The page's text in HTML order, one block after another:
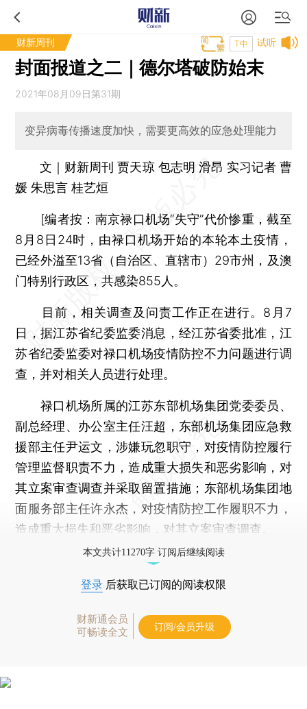
财新周刊 试听
T中
封面报道之二｜德尔塔破防始末
2021年08月09日第31期
变异病毒传播速度加快，需要更高效的应急处理能力
文｜财新周刊 贾天琼 包志明 滑昂 实习记者 曹
媛 朱思言 桂艺烜
[编者按 ：南京禄口机场“失守”代价惨重，截至
8月8日24时，由禄口机场开始的本轮本土疫情，
已经外溢至13省（自治区、直辖市）29市州，及澳
门特别行政区，共感染855人。
目前，相关调查及问责工作正在进行。8月7
日，据江苏省纪委监委消息，经江苏省委批准，江
苏省纪委监委对禄口机场疫情防控不力问题进行调
查，并对相关人员进行处理。
禄口机场所属的江苏东部机场集团党委委员、
副总经理、办公室主任汪超，东部机场集团应急救
援部主任尹运文，涉嫌玩忽职守，对疫情防控履行
管理监督职责不力，造成重大损失和恶劣影响，对
其立案审查调查并采取留置措施；东部机场集团地
面服务部主任许永杰，对疫情防控工作履职不力，
造成重大损失和恶劣影响，对其立案审查调查。
本文共计11270字 订阅后继续阅读
登录 后获取已订阅的阅读权限
财新通会员
可畅读全文
订阅/会员升级